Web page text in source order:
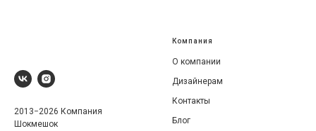
2013−2026 Компания
Шокмешок
Компания
О компании
Дизайнерам
Контакты
Блог